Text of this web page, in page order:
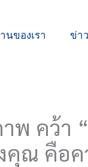
นของเรา ข่า
พ คว้า
ณ คือค